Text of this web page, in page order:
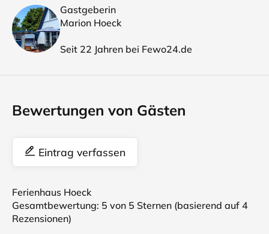
Gastgeberin
Marion Hoeck
Seit 22 Jahren bei Fewo24.de
Bewertungen von Gästen
Eintrag verfassen
Ferienhaus Hoeck
Gesamtbewertung: 5 von 5 Sternen (basierend auf 4
Rezensionen)